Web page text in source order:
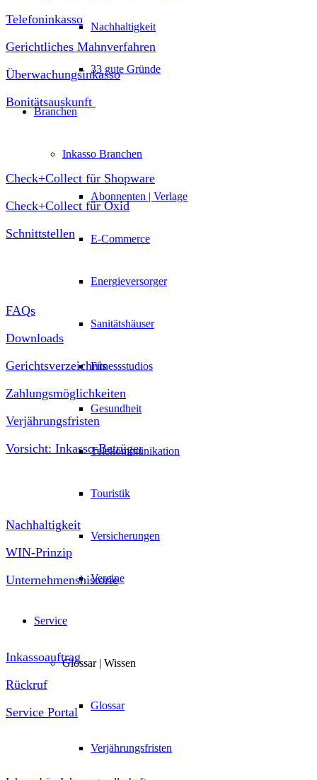
Nachhaltigkeit
33 gute Gründe
Branchen
Inkasso Branchen
Abonnenten | Verlage
E-Commerce
Energieversorger
Sanitätshäuser
Fitnessstudios
Gesundheit
Telekommunikation
Touristik
Versicherungen
Vereine
Service
Glossar | Wissen
Glossar
Verjährungsfristen
Telefoninkasso
Gerichtliches Mahnverfahren
Überwachungsinkasso
Bonitätsauskunft
Check+Collect für Shopware
Check+Collect für Oxid
Schnittstellen
FAQs
Downloads
Gerichtsverzeichnis
Zahlungsmöglichkeiten
Verjährungsfristen
Vorsicht: Inkasso-Betrüger
Nachhaltigkeit
WIN-Prinzip
Unternehmenshistorie
Inkassoauftrag
Rückruf
Service Portal